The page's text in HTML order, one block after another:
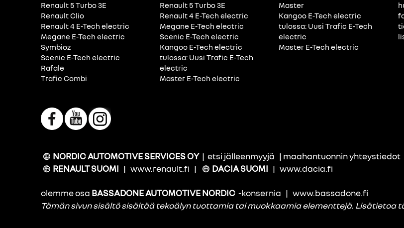
Renault 5 Turbo 3E
Renault Clio
Renault 4 E-Tech electric
Megane E-Tech electric
Symbioz
Scenic E-Tech electric
Rafale
Trafic Combi
Renault 5 Turbo 3E
Renault 4 E-Tech electric
Megane E-Tech electric
Scenic E-Tech electric
Kangoo E-Tech electric
tulossa: Uusi Trafic E-Tech
electric
Master E-Tech electric
Master
Kangoo E-Tech electric
tulossa: Uusi Trafic E-Tech
electric
Master E-Tech electric
NORDIC AUTOMOTIVE SERVICES OY | etsi jälleenmyyjä | maahantuonnin yhteystiedot
RENAULT SUOMI | www.renault.fi | DACIA SUOMI | www.dacia.fi
olemme osa BASSADONE AUTOMOTIVE NORDIC -konsernia | www.bassadone.fi
Tämän sivun sisältö sisältää tekoälyn tuottamia tai muokkaamia elementtejä. Lisätietoa